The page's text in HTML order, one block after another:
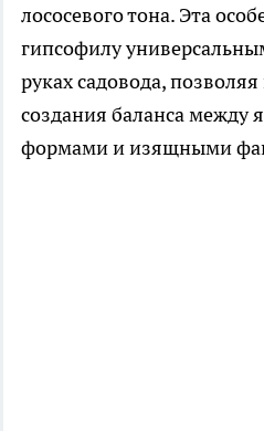
лососевого тона. Эта
гипсофилу
руках садовода,
создания баланса между
формами и изящными